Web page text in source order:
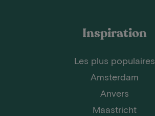
Inspiration
Les plus populaires
Amsterdam
Anvers
Maastricht